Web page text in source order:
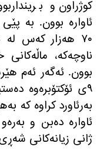
كوژراون و
ئاواره بوون. به پێی
٧٠ هه
زار كهس له
ناوچهكه، ماڵهكانی
بوون. ئهگهر ئهم
٩ی ئۆكتۆبره
وه ‌ده
بهرئاورد كراوه ‌كه به
ئاواره ‌دهبن و بهره
ژانی زیانهكانی شه